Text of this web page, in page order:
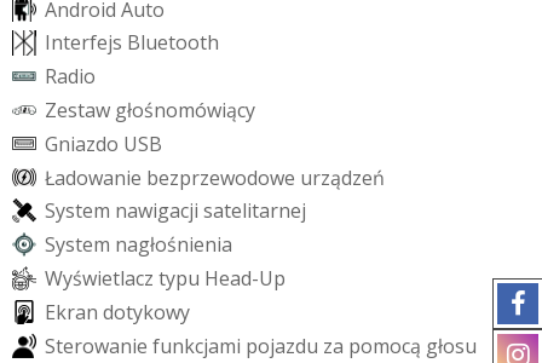
Android Auto
Interfejs Bluetooth
Radio
Zestaw głośnomówiący
Gniazdo USB
Ładowanie bezprzewodowe urządzeń
System nawigacji satelitarnej
System nagłośnienia
Wyświetlacz typu Head-Up
Ekran dotykowy
Sterowanie funkcjami pojazdu za pomocą głosu